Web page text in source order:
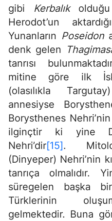
gibi Kerbalıkolduğu
Herodot’un
Yunanların Poseidon
denk gelen
tanrısı
mitine göre ilk
(olasılıkla
annesiyse
Borysthenes
ilginçtir ki yine
Nehri’dir[15].
(Dinyeper) Nehri’nin
tanrıça olmalıdır.
süregelen başka
Türklerinin
gelmektedir. Buna